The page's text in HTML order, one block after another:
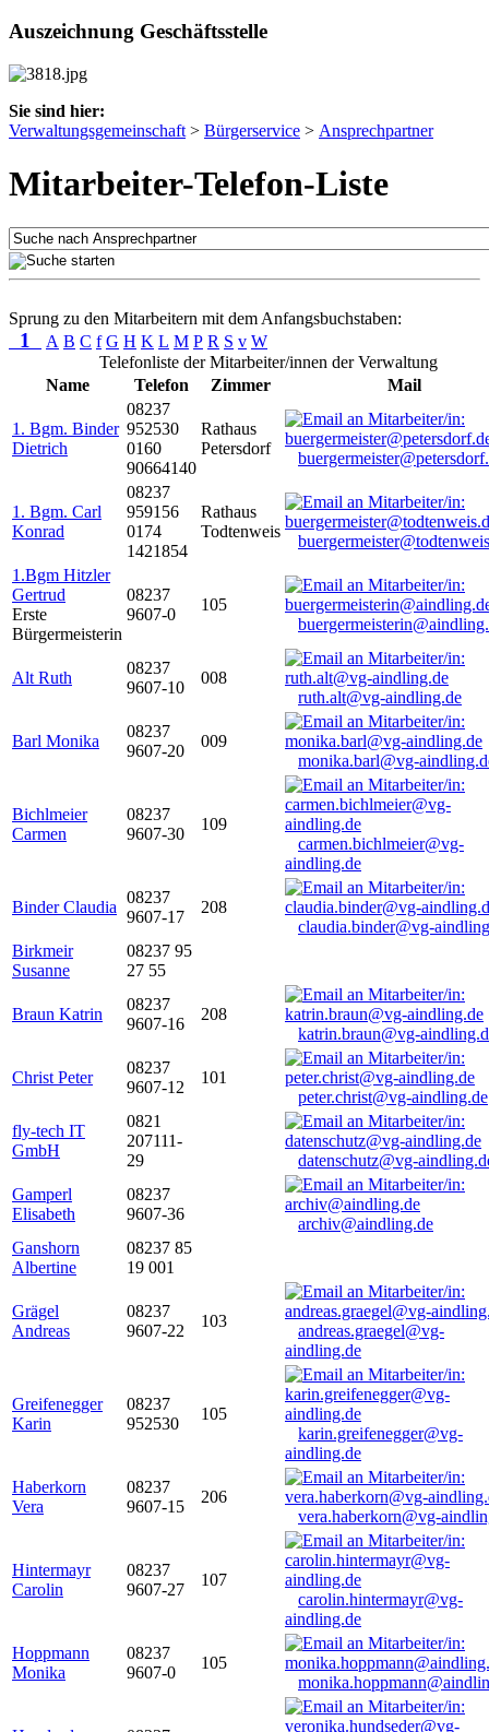
Auszeichnung Geschäftsstelle
Sie sind hier:
Verwaltungsgemeinschaft > Bürgerservice > Ansprechpartner
Mitarbeiter-Telefon-Liste
Sprung zu den Mitarbeitern mit dem Anfangsbuchstaben:
1 A B C f G H K L M P R S v W
Telefonliste der Mitarbeiter/innen der Verwaltung
Name
Telefon Zimmer Mail
1. Bgm. Binder
Dietrich
08237
952530
0160
90664140
Rathaus
Petersdorf
1. Bgm. Carl
Konrad
08237
959156
0174
1421854
Rathaus
Todtenweis
1.Bgm Hitzler
Gertrud
Erste
Bürgermeisterin
08237
9607-0
105
Alt Ruth
08237
9607-10
008
ruth.alt@vg-aindling.de
Barl Monika
08237
9607-20
009
monika.barl@vg-
Bichlmeier
Carmen
08237
9607-30
109
carmen.bichlmeier@vg-
aindling.de
Binder Claudia
08237
9607-17
208
claudia.binder@vg-
Birkmeir
Susanne
08237 95
27 55
Braun Katrin
08237
9607-16
208
katrin.braun@vg-
Christ Peter
08237
9607-12
101
peter.christ@vg-aindling.de
fly-tech IT
GmbH
0821
207111-
29
datenschutz@vg-
Gamperl
Elisabeth
08237
9607-36
archiv@aindling.de
Ganshorn
Albertine
08237 85
19 001
Grägel
Andreas
08237
9607-22
103
andreas.graegel@vg-
aindling.de
Greifenegger
Karin
08237
952530
105
karin.greifenegger@vg-
aindling.de
Haberkorn
Vera
08237
9607-15
206
vera.haberkorn@vg-
Hintermayr
Carolin
08237
9607-27
107
carolin.hintermayr@vg-
aindling.de
Hoppmann
Monika
08237
9607-0
105